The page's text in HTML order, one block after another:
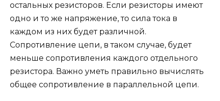
остальных резисторов. Если резисторы имеют
одно и то же напряжение, то сила тока в
каждом из них будет различной.
Сопротивление цепи, в таком случае, будет
меньше сопротивления каждого отдельного
резистора. Важно уметь правильно вычислять
общее сопротивление в параллельной цепи.